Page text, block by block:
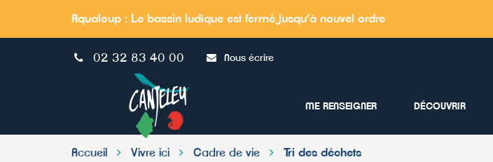
Aqualoup : Le bassin ludique est fermé jusqu’à nouvel ordre
02 32 83 40 00 Nous écrire
officiel
de
la
Ville
de
ME RENSEIGNER DÉCOUVRIR
Accueil Vivre ici Cadre de vie Tri des déchets